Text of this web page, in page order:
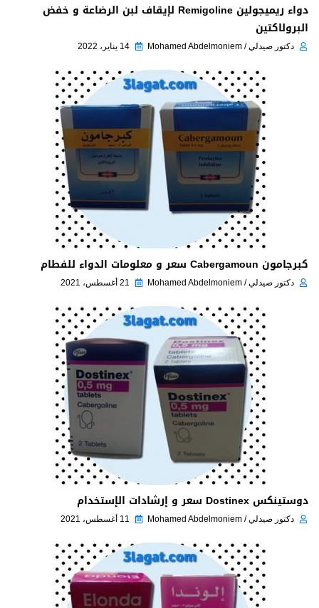
دواء ريميجولين Remigoline لإيقاف لبن الرضاعة و خفض
البرولاكتين
دكتور صيدلي / Mohamed Abdelmoniem 14 يناير، 2022
كبرجامون Cabergamoun سعر و معلومات الدواء للفطام
دكتور صيدلي / Mohamed Abdelmoniem 21 أغسطس، 2021
دوستينكس Dostinex سعر و إرشادات الإستخدام
دكتور صيدلي / Mohamed Abdelmoniem 11 أغسطس، 2021